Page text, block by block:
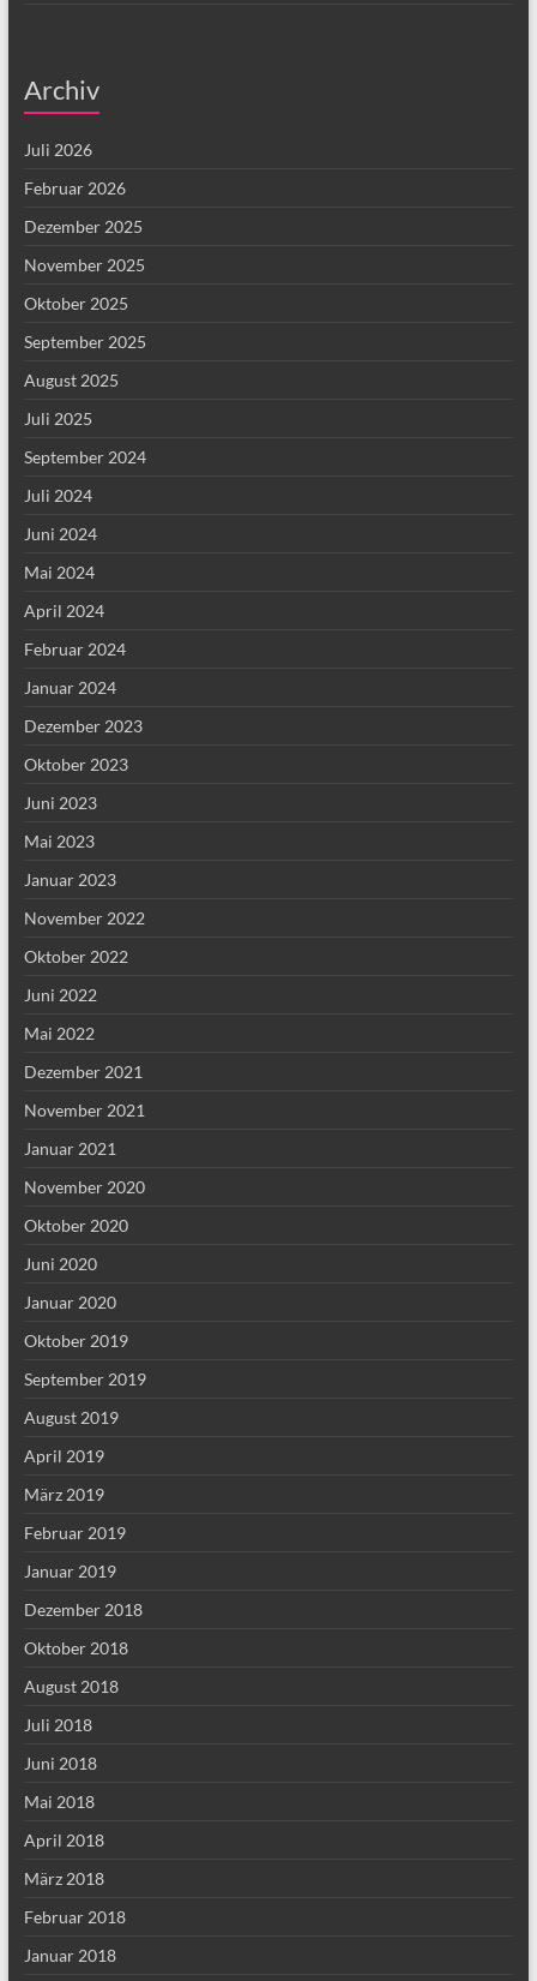
Archiv
Juli 2026
Februar 2026
Dezember 2025
November 2025
Oktober 2025
September 2025
August 2025
Juli 2025
September 2024
Juli 2024
Juni 2024
Mai 2024
April 2024
Februar 2024
Januar 2024
Dezember 2023
Oktober 2023
Juni 2023
Mai 2023
Januar 2023
November 2022
Oktober 2022
Juni 2022
Mai 2022
Dezember 2021
November 2021
Januar 2021
November 2020
Oktober 2020
Juni 2020
Januar 2020
Oktober 2019
September 2019
August 2019
April 2019
März 2019
Februar 2019
Januar 2019
Dezember 2018
Oktober 2018
August 2018
Juli 2018
Juni 2018
Mai 2018
April 2018
März 2018
Februar 2018
Januar 2018